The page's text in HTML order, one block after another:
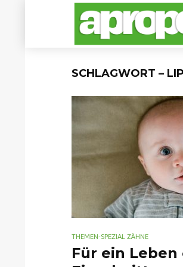
SCHLAGWORT –
THEMEN-SPEZIAL ZÄHNE
Für ein Leben